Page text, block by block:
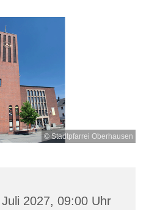
© Stadtpfarrei Oberhausen
2027, 09:00 Uhr